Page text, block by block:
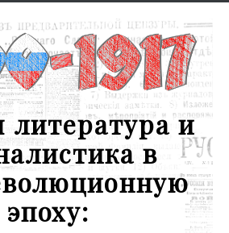
литература и
в
эпоху: